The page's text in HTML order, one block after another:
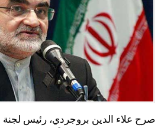
صرح علاء الدين بروجردي، رئيس لجنة